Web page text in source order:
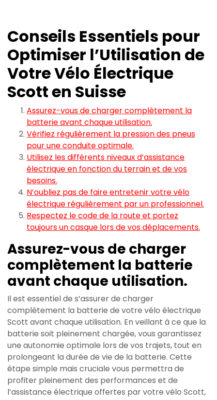
Conseils Essentiels pour
Optimiser l’Utilisation de
Votre Vélo Électrique
Scott en Suisse
Assurez-vous de charger complètement la
batterie avant chaque utilisation.
Vérifiez régulièrement la pression des pneus
pour une conduite optimale.
Utilisez les différents niveaux d’assistance
électrique en fonction du terrain et de vos
besoins.
N’oubliez pas de faire entretenir votre vélo
électrique régulièrement par un professionnel.
Respectez le code de la route et portez
toujours un casque lors de vos déplacements.
Assurez-vous de charger
complètement la batterie
avant chaque utilisation.
Il est essentiel de s’assurer de charger
complètement la batterie de votre vélo électrique
Scott avant chaque utilisation. En veillant à ce que la
batterie soit pleinement chargée, vous garantissez
une autonomie optimale lors de vos trajets, tout en
prolongeant la durée de vie de la batterie. Cette
étape simple mais cruciale vous permettra de
profiter pleinement des performances et de
l’assistance électrique offertes par votre vélo Scott,